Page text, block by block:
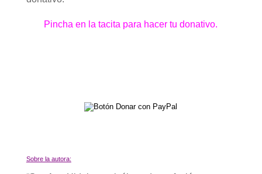
Pincha en la tacita para hacer tu donativo.
Sobre la autora: